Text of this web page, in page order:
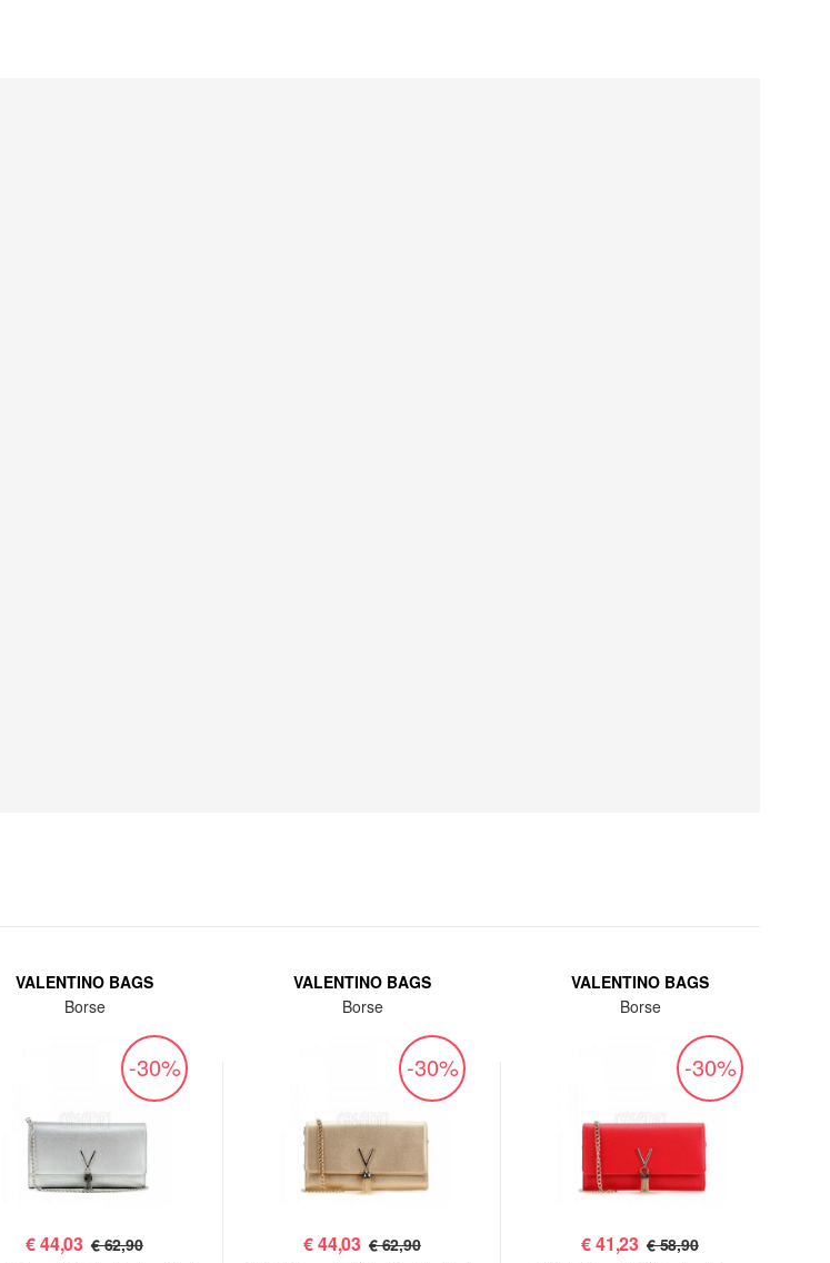
VALENTINO BAGS
Borse
-30%
€44,03 € 62,90
VALENTINO BAGS
Borse
-30%
€44,03 € 62,90
VALENTINO BAGS
Borse
-30%
€41,23 € 58,90